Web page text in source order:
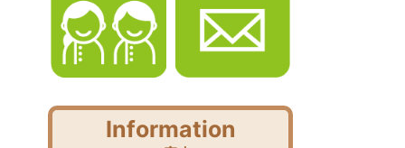
Information